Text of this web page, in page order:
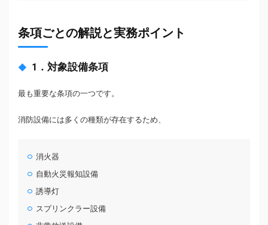
条項ごとの解説と実務ポイント
1．対象設備条項
最も重要な条項の一つです。
消防設備には多くの種類が存在するため、
消火器
自動火災報知設備
誘導灯
スプリンクラー設備